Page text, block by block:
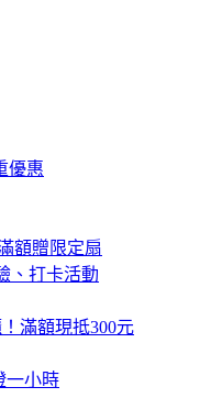
優惠
額贈限定扇
、打卡活動
滿額現抵300元
一小時